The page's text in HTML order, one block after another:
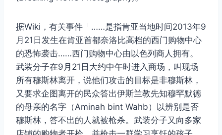
据Wiki，有关事件「……是指肯亚当地时间2013年9
月21日发生在肯亚首都奈洛比高档的西门购物中心
的恐怖袭击……西门购物中心由以色列商人拥有。
武装分子在9月21日大约中午时进入商场，叫现场
所有穆斯林离开，说他们攻击的目标是非穆斯林，
又要求企图离开的民众答出伊斯兰教先知穆罕默德
的母亲的名字（Aminah bint Wahb）以辨别是否
穆斯林，答不出的人就被枪杀。武装分子又向多家